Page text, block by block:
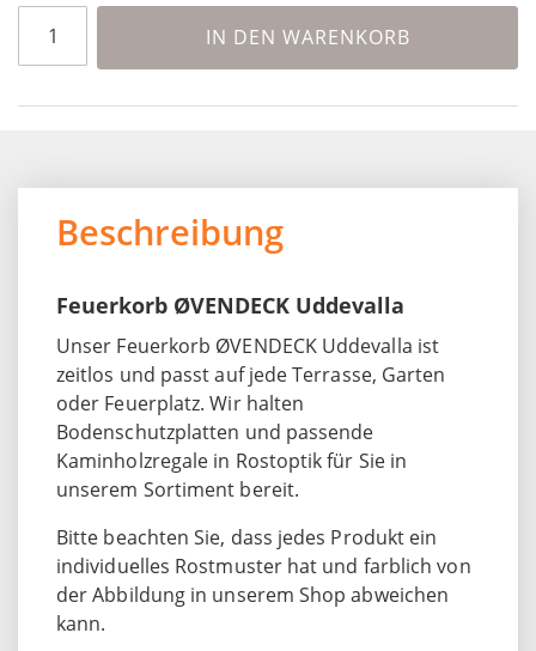
IN DEN WARENKORB
Beschreibung
Feuerkorb ØVENDECK Uddevalla
Unser Feuerkorb ØVENDECK Uddevalla ist
zeitlos und passt auf jede Terrasse, Garten
oder Feuerplatz. Wir halten
Bodenschutzplatten und passende
Kaminholzregale in Rostoptik für Sie in
unserem Sortiment bereit.
Bitte beachten Sie, dass jedes Produkt ein
individuelles Rostmuster hat und farblich von
der Abbildung in unserem Shop abweichen
kann.